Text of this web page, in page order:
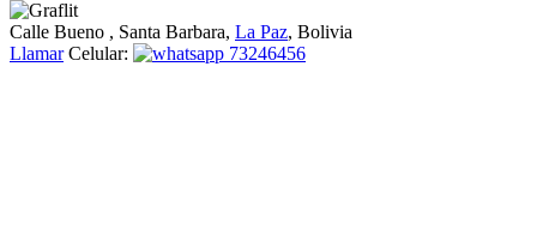
Calle Bueno , Santa Barbara, La Paz, Bolivia
Llamar Celular: 73246456